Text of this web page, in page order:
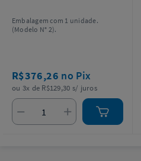
Embalagem com 1 unidade.
(Modelo N° 2).
R$376,26 no Pix
ou 3x de R$129,30 s/ juros